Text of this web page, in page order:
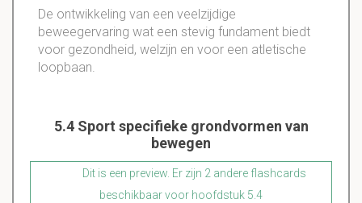
De ontwikkeling van een veelzijdige
beweegervaring wat een stevig fundament biedt
voor gezondheid, welzijn en voor een atletische
loopbaan.
5.4 Sport specifieke grondvormen van
bewegen
Dit is een preview. Er zijn 2 andere flashcards
beschikbaar voor hoofdstuk 5.4